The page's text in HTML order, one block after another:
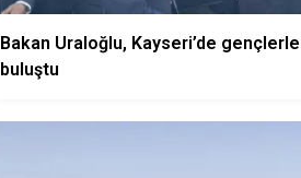
Bakan Uraloğlu, Kayseri’de gençlerle
buluştu